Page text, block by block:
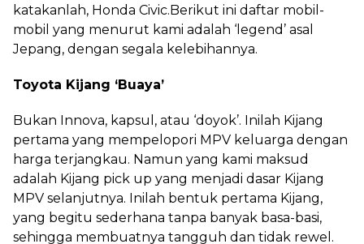
katakanlah, Honda Civic.Berikut ini daftar mobil-
mobil yang menurut kami adalah ‘legend’ asal
Jepang, dengan segala kelebihannya.
Toyota Kijang ‘Buaya’
Bukan Innova, kapsul, atau ‘doyok’. Inilah Kijang
pertama yang mempelopori MPV keluarga dengan
harga terjangkau. Namun yang kami maksud
adalah Kijang pick up yang menjadi dasar Kijang
MPV selanjutnya. Inilah bentuk pertama Kijang,
yang begitu sederhana tanpa banyak basa-basi,
sehingga membuatnya tangguh dan tidak rewel.